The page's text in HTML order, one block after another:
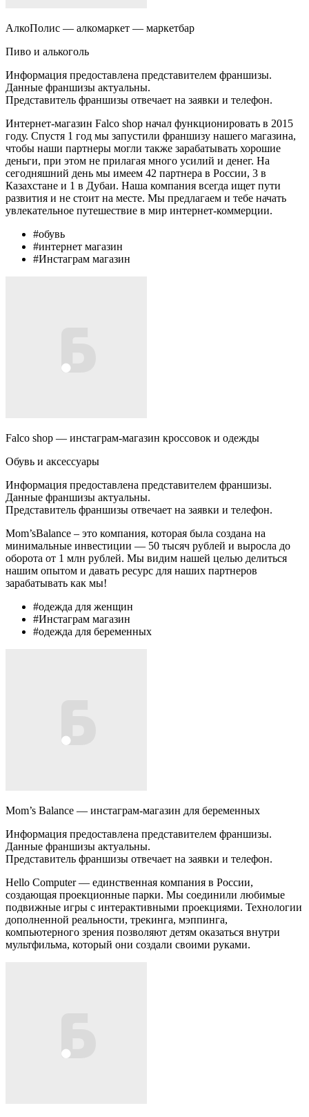
АлкоПолис — алкомаркет — маркетбар
Пиво и алькоголь
Информация предоставлена представителем франшизы.
Данные франшизы актуальны.
Представитель франшизы отвечает на заявки и телефон.
Интернет-магазин Falco shop начал функционировать в 2015
году. Спустя 1 год мы запустили франшизу нашего магазина,
чтобы наши партнеры могли также зарабатывать хорошие
деньги, при этом не прилагая много усилий и денег. На
сегодняшний день мы имеем 42 партнера в России, 3 в
Казахстане и 1 в Дубаи. Наша компания всегда ищет пути
развития и не стоит на месте. Мы предлагаем и тебе начать
увлекательное путешествие в мир интернет-коммерции.
#обувь
#интернет магазин
#Инстаграм магазин
Falco shop — инстаграм-магазин кроссовок и одежды
Обувь и аксессуары
Информация предоставлена представителем франшизы.
Данные франшизы актуальны.
Представитель франшизы отвечает на заявки и телефон.
Mom’sBalance – это компания, которая была создана на
минимальные инвестиции — 50 тысяч рублей и выросла до
оборота от 1 млн рублей. Мы видим нашей целью делиться
нашим опытом и давать ресурс для наших партнеров
зарабатывать как мы!
#одежда для женщин
#Инстаграм магазин
#одежда для беременных
Mom’s Balance — инстаграм-магазин для беременных
Информация предоставлена представителем франшизы.
Данные франшизы актуальны.
Представитель франшизы отвечает на заявки и телефон.
Hello Computer — единственная компания в России,
создающая проекционные парки. Мы соединили любимые
подвижные игры с интерактивными проекциями. Технологии
дополненной реальности, трекинга, мэппинга,
компьютерного зрения позволяют детям оказаться внутри
мультфильма, который они создали своими руками.